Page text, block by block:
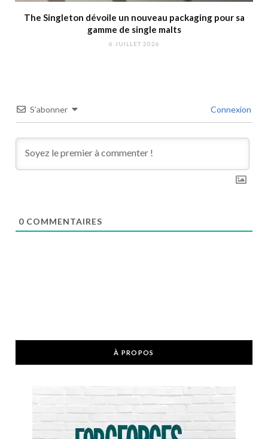
The Singleton dévoile un nouveau packaging pour sa
gamme de single malts
6 JUILLET 2026
S’abonner Connexion
0 COMMENTAIRES
À PROPOS